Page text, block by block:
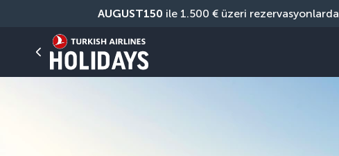
AUGUST150 ile 1.500 € üzeri rezervasyonlarda